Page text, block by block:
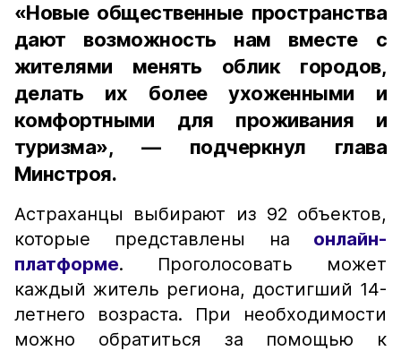
«Новые общественные пространства
дают возможность нам вместе с
жителями менять облик городов,
делать их более ухоженными и
комфортными для проживания и
туризма», — подчеркнул глава
Минстроя.
Астраханцы выбирают из 92 объектов,
которые представлены на
онлайн-
платформе. Проголосовать может
каждый житель региона, достигший 14-
летнего возраста. При необходимости
можно обратиться за помощью к